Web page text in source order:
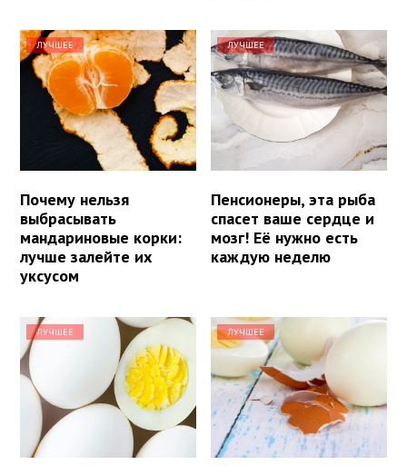
ЛУЧШЕЕ
Почему нельзя
выбрасывать
мандариновые корки:
лучше залейте их
уксусом
ЛУЧШЕЕ
Пенсионеры, эта рыба
спасет ваше сердце и
мозг! Её нужно есть
каждую неделю
ЛУЧШЕЕ ЛУЧШЕЕ